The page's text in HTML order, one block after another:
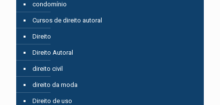
condomínio
Cursos de direito autoral
Direito
Direito Autoral
direito civil
direito da moda
Direito de uso